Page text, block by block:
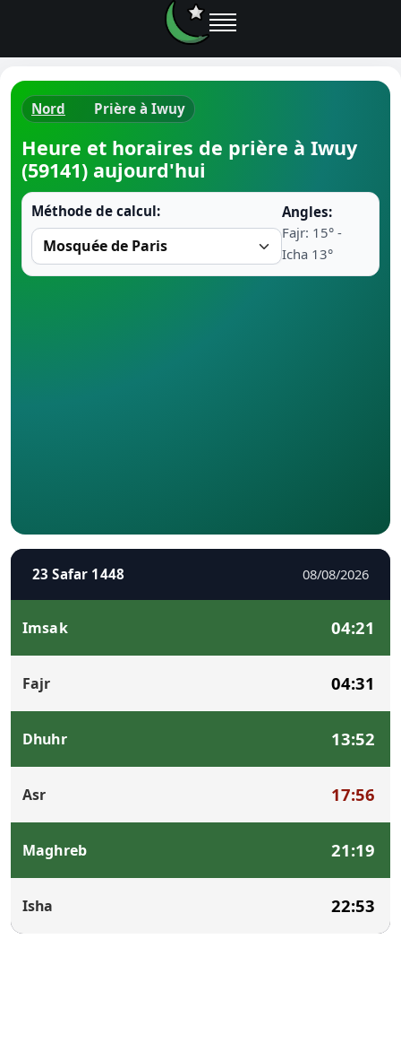
Ramadan
Nord Prière à Iwuy
Heure et horaires de prière à Iwuy
(59141) aujourd'hui
Méthode de calcul:
Angles:
Fajr: 15° -
Icha 13°
23 Safar 1448 08/08/2026
Imsak 04:21
Fajr 04:31
Dhuhr 13:52
Asr 17:56
Maghreb 21:19
Isha 22:53